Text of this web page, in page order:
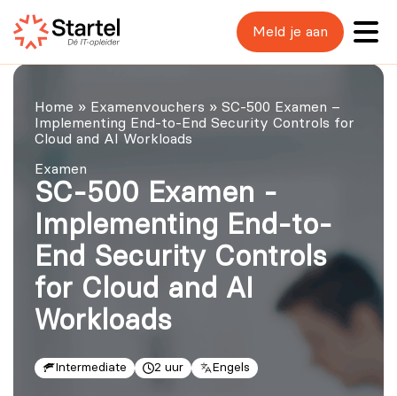
Meld je aan
Home » Examenvouchers » SC-500 Examen –
Implementing End-to-End Security Controls for
Cloud and AI Workloads
Examen
SC-500 Examen -
Implementing End-to-
End Security Controls
for Cloud and AI
Workloads
Intermediate 2 uur Engels